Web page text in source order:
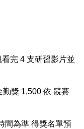
完 4 支研習影片並
獎 1,500 依 競賽
間為準 得獎名單預